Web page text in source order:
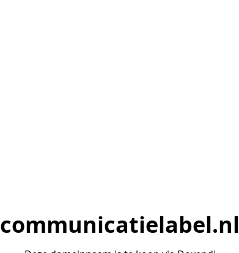
communicatielabel.nl